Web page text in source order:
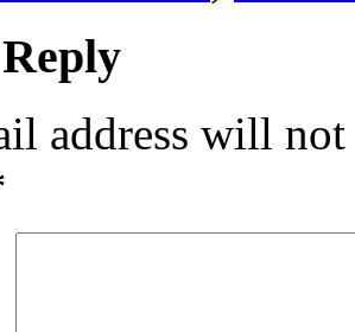
address will